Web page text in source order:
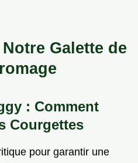
Galette de
: Comment
Courgettes
pour garantir une